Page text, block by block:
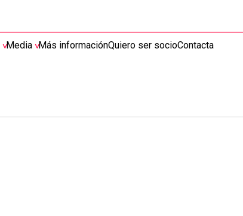
Media Más informaciónQuiero ser socioContacta